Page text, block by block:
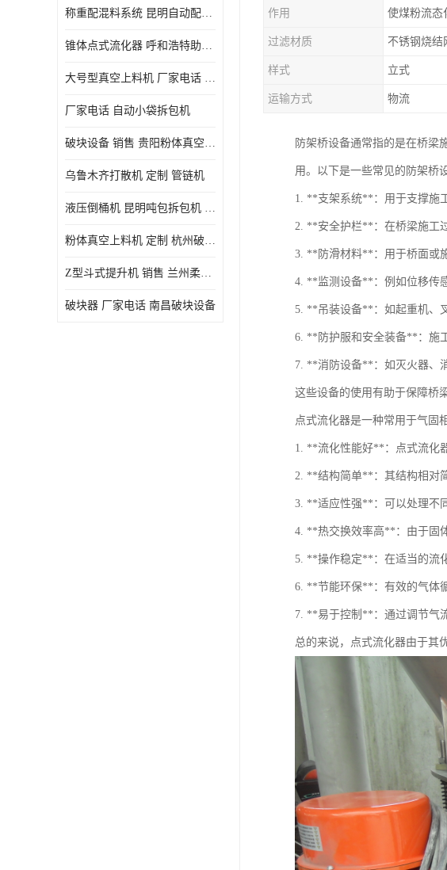
称重配混料系统 昆明自动配料系统 厂家电话
锥体点式流化器 呼和浩特助流料斗 厂家
大号型真空上料机 厂家电话 武汉粉体料管链机
厂家电话 自动小袋拆包机
破块设备 销售 贵阳粉体真空上料机
乌鲁木齐打散机 定制 管链机
液压倒桶机 昆明吨包拆包机 定制
粉体真空上料机 定制 杭州破块器
Z型斗式提升机 销售 兰州柔性螺旋输送机
破块器 厂家电话 南昌破块设备
作用 使煤粉流态
过滤材质 不锈钢烧结
样式 立式
运输方式 物流
防架桥设备通常指的是在桥梁
用。以下是一些常见的防架桥
1. **支架系统**：用于支撑施
2. **安全护栏**：在桥梁施工
3. **防滑材料**：用于桥面或
4. **监测设备**：例如位移传
5. **吊装设备**：如起重机、
6. **防护服和安全装备**：施
7. **消防设备**：如灭火器、
这些设备的使用有助于保障桥
点式流化器是一种常用于气固
1. **流化性能好**：点式流化
2. **结构简单**：其结构相对
3. **适应性强**：可以处理不
4. **热交换效率高**：由于固
5. **操作稳定**：在适当的流
6. **节能环保**：有效的气体
7. **易于控制**：通过调节气
总的来说，点式流化器由于其